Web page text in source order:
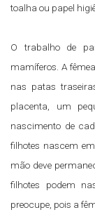
toalha ou papel
O trabalho de
mamíferos. A
nas patas
placenta, um
nascimento de
filhotes nascem
mão deve
filhotes podem
preocupe, pois a